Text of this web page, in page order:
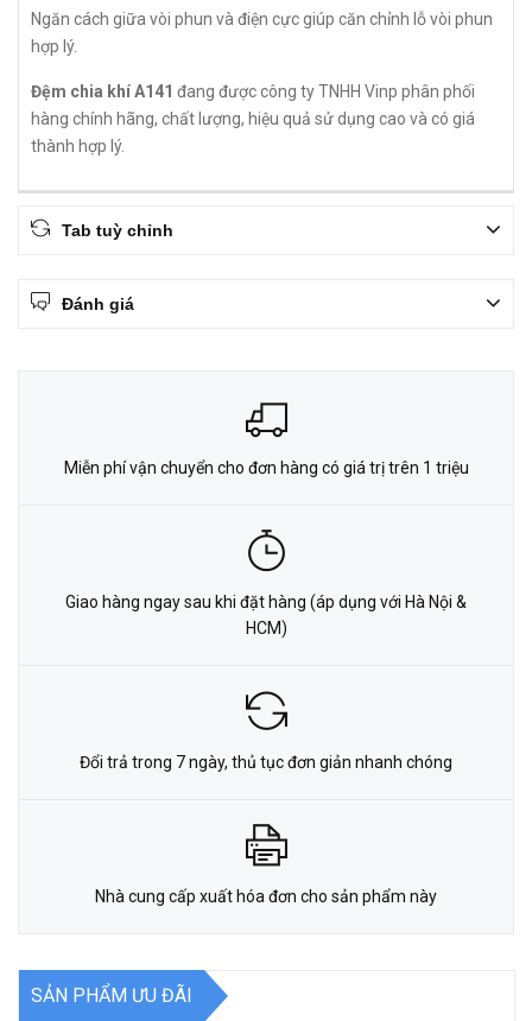
Ngăn cách giữa vòi phun và điện cực giúp căn chỉnh lỗ vòi phun
hợp lý.
Đệm chia khí A141 đang được công ty TNHH Vinp phân phối
hàng chính hãng, chất lượng, hiệu quả sử dụng cao và có giá
thành hợp lý.
Tab tuỳ chỉnh
Đánh giá
Miễn phí vận chuyển cho đơn hàng có giá trị trên 1 triệu
Giao hàng ngay sau khi đặt hàng (áp dụng với Hà Nội &
HCM)
Đổi trả trong 7 ngày, thủ tục đơn giản nhanh chóng
Nhà cung cấp xuất hóa đơn cho sản phẩm này
SẢN PHẨM ƯU ĐÃI